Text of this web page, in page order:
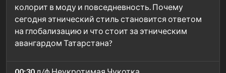
колорит в моду и повседневность. Почему
сегодня этнический стиль становится ответом
на глобализацию и что стоит за этническим
авангардом Татарстана?